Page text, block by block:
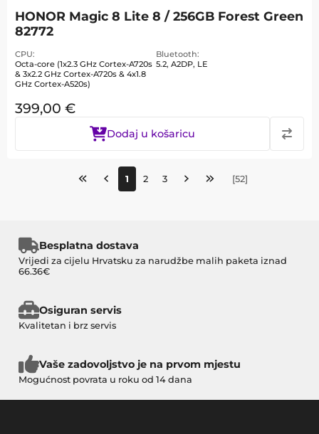
HONOR Magic 8 Lite 8 / 256GB Forest Green
82772
CPU
Octa-core (1x2.3 GHz Cortex-A720s
& 3x2.2 GHz Cortex-A720s & 4x1.8
GHz Cortex-A520s)
Bluetooth
5.2, A2DP, LE
399,00 €
Dodaj u košaricu
1 2 3 [52]
Besplatna dostava
Vrijedi za cijelu Hrvatsku za narudžbe malih paketa iznad
66.36€
Osiguran servis
Kvalitetan i brz servis
Vaše zadovoljstvo je na prvom mjestu
Mogućnost povrata u roku od 14 dana